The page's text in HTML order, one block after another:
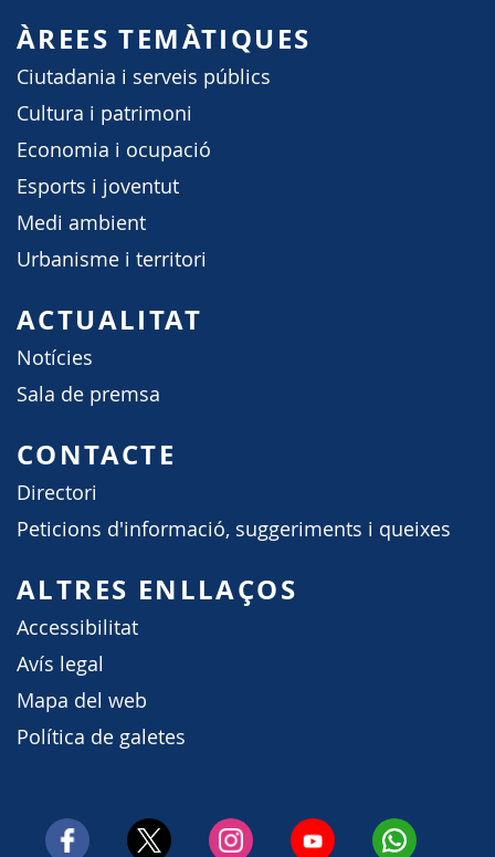
ÀREES TEMÀTIQUES
Ciutadania i serveis públics
Cultura i patrimoni
Economia i ocupació
Esports i joventut
Medi ambient
Urbanisme i territori
ACTUALITAT
Notícies
Sala de premsa
CONTACTE
Directori
Peticions d'informació, suggeriments i queixes
ALTRES ENLLAÇOS
Accessibilitat
Avís legal
Mapa del web
Política de galetes